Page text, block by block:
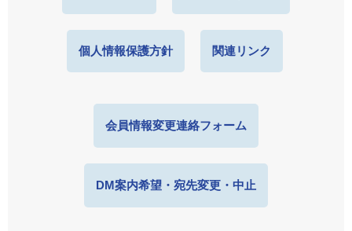
個人情報保護方針 関連リンク
会員情報変更連絡フォーム
DM案内希望・宛先変更・中止